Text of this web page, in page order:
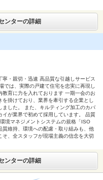
ンターの詳細
寧・親切・迅速 高品質な引越しサービス
は、実際の戸建て住宅を忠実に再現し
育に力を入れております 一期一会のお
掛けており、業界を牽引する企業とし
した。 また、キルティング加工のカバ
が業界で初めて採用しています。 品質
境マネジメントシステムの規格「ISO
維持、環境への配慮・取り組みも、他
、全スタッフが現場主義の信念を大切
ンターの詳細